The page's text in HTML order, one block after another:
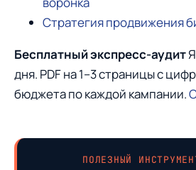
Стратегия продвижения
Бесплатный экспресс-аудит
дня. PDF на 1–3 страницы с
бюджета по каждой кампании.
ПОЛЕЗНЫЙ